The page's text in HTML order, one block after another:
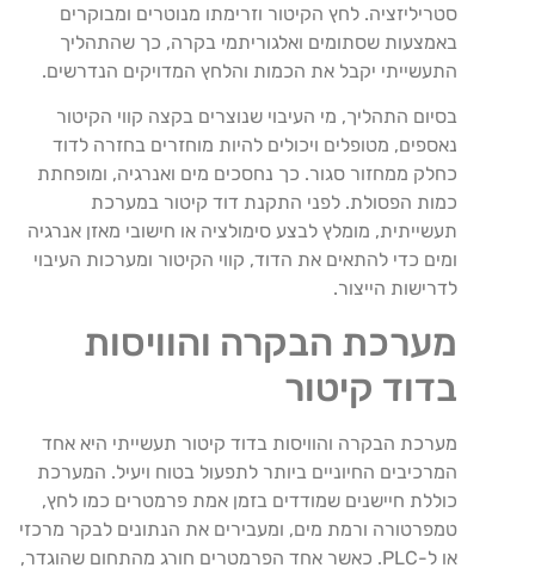
סטריליזציה. לחץ הקיטור וזרימתו מנוטרים ומבוקרים
באמצעות שסתומים ואלגוריתמי בקרה, כך שהתהליך
התעשייתי יקבל את הכמות והלחץ המדויקים הנדרשים.
בסיום התהליך, מי העיבוי שנוצרים בקצה קווי הקיטור
נאספים, מטופלים ויכולים להיות מוחזרים בחזרה לדוד
כחלק ממחזור סגור. כך נחסכים מים ואנרגיה, ומופחתת
כמות הפסולת. לפני התקנת דוד קיטור במערכת
תעשייתית, מומלץ לבצע סימולציה או חישובי מאזן אנרגיה
ומים כדי להתאים את הדוד, קווי הקיטור ומערכות העיבוי
לדרישות הייצור.
מערכת הבקרה והוויסות
בדוד קיטור
מערכת הבקרה והוויסות בדוד קיטור תעשייתי היא אחד
המרכיבים החיוניים ביותר לתפעול בטוח ויעיל. המערכת
כוללת חיישנים שמודדים בזמן אמת פרמטרים כמו לחץ,
טמפרטורה ורמת מים, ומעבירים את הנתונים לבקר מרכזי
או ל-PLC. כאשר אחד הפרמטרים חורג מהתחום שהוגדר,